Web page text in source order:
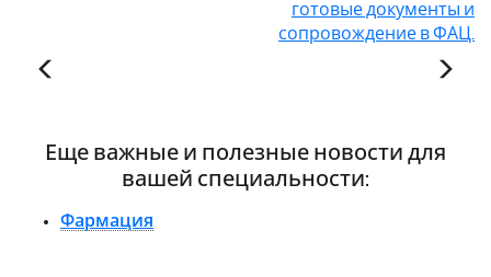
готовые документы и
сопровождение в ФАЦ.
Еще важные и полезные новости для
вашей специальности:
Фармация